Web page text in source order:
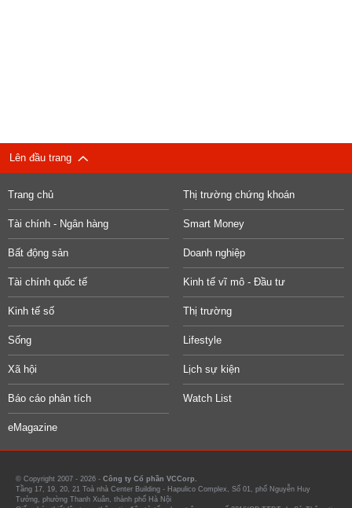
Lên đầu trang
Trang chủ Thị trường chứng khoán
Tài chính - Ngân hàng Smart Money
Bất động sản Doanh nghiệp
Tài chính quốc tế Kinh tế vĩ mô - Đầu tư
Kinh tế số Thị trường
Sống Lifestyle
Xã hội Lịch sự kiện
Báo cáo phân tích Watch List
eMagazine
© Copyright 2007 - 2026 - Công ty Cổ phần VCCorp.
Tầng 17, 19, 20, 21 Toà nhà Center Building - Hapulico Complex, Số 01, phố Nguyễn Huy
Tưởng, phường Thanh Xuân, thành phố Hà Nội